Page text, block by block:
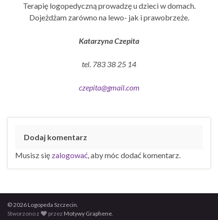
Terapię logopedyczną prowadzę u dzieci w domach.
Dojeżdżam zarówno na lewo- jak i prawobrzeże.
Katarzyna Czepita
tel. 783 38 25 14
czepita@gmail.com
Dodaj komentarz
Musisz się zalogować , aby móc dodać komentarz.
© 2026 Logopeda Szczecin.
Stworzono z
przez Motywy Graphene